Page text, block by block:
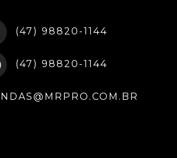
(47) 98820-1144
(47) 98820-1144